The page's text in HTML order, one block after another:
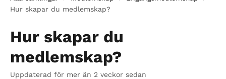
Hur skapar du medlemskap?
Hur skapar du
medlemskap?
Uppdaterad för mer än 2 veckor sedan